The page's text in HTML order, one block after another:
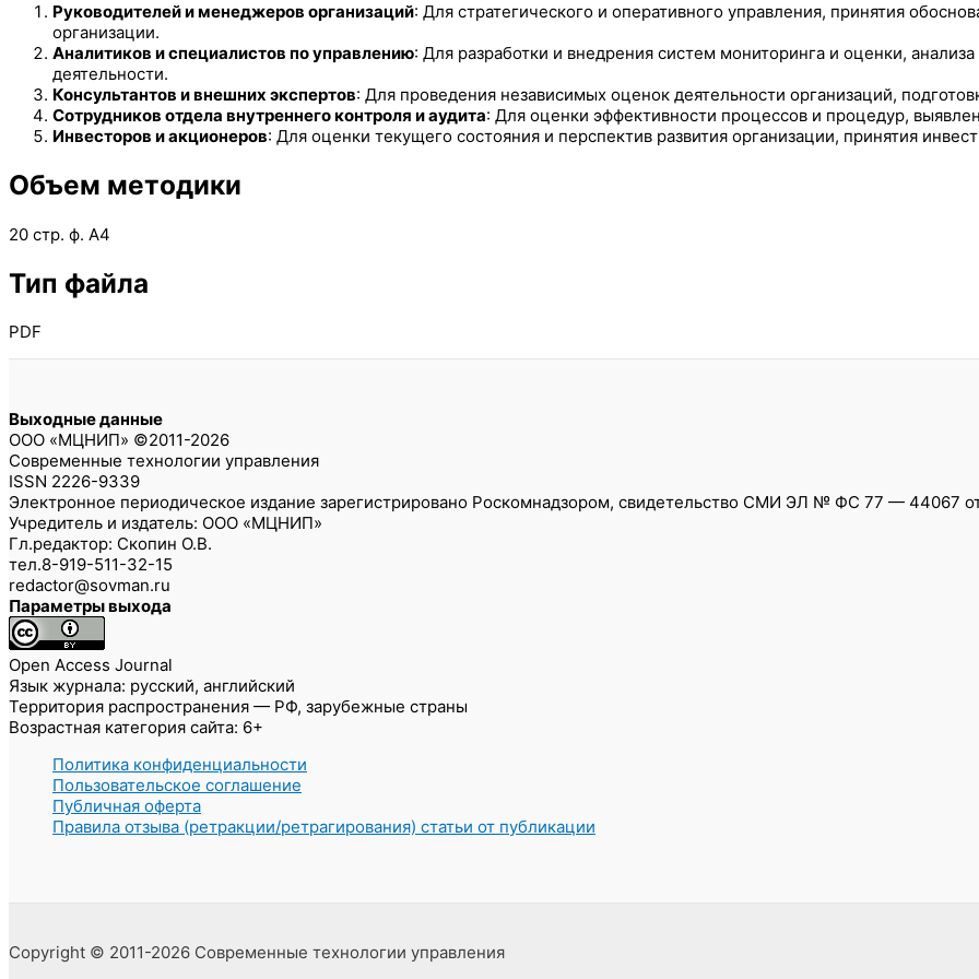
Руководителей и менеджеров организаций: Для стратегического и оперативного управления, принятия
организации.
Аналитиков и специалистов по управлению: Для разработки и внедрения систем мониторинга и оценки,
деятельности.
Консультантов и внешних экспертов: Для проведения независимых оценок деятельности организаций,
Сотрудников отдела внутреннего контроля и аудита: Для оценки эффективности процессов и процедур,
Инвесторов и акционеров: Для оценки текущего состояния и перспектив развития организации, принятия
Объем методики
20 стр. ф. А4
Тип файла
PDF
Выходные данные
ООО «МЦНИП» ©2011-2026
Современные технологии управления
ISSN 2226-9339
Электронное периодическое издание зарегистрировано Роскомнадзором, свидетельство СМИ ЭЛ № ФС 77 — 44067 от
Учредитель и издатель: ООО «МЦНИП»
Гл.редактор: Скопин О.В.
тел.8-919-511-32-15
redactor@sovman.ru
Параметры выхода
Open Access Journal
Язык журнала: русский, английский
Территория распространения — РФ, зарубежные страны
Возрастная категория сайта: 6+
Политика конфиденциальности
Пользовательское соглашение
Публичная оферта
Правила отзыва (ретракции/ретрагирования) статьи от публикации
Copyright © 2011-2026 Современные технологии управления